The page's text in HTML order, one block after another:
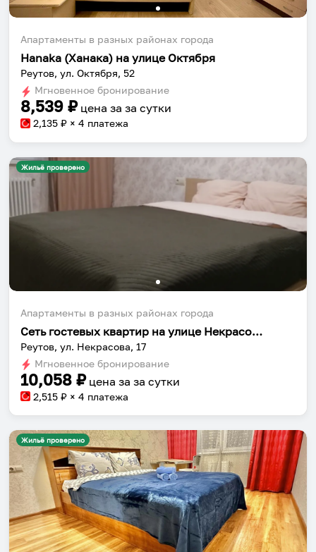
Апартаменты в разных районах города
Hanaka (Ханака) на улице Октября
Реутов, ул. Октября, 52
Мгновенное бронирование
8,539 ₽ цена за за сутки
2,135 ₽ × 4 платежа
Жильё проверено
Апартаменты в разных районах города
Сеть гостевых квартир на улице Некрасова 17
Реутов, ул. Некрасова, 17
Мгновенное бронирование
10,058 ₽ цена за за сутки
2,515 ₽ × 4 платежа
Жильё проверено
Установить приложение